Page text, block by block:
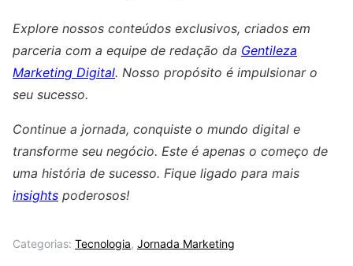
Explore nossos conteúdos exclusivos, criados em
parceria com a equipe de redação da Gentileza
Marketing Digital. Nosso propósito é impulsionar o
seu sucesso.
Continue a jornada, conquiste o mundo digital e
transforme seu negócio. Este é apenas o começo de
uma história de sucesso. Fique ligado para mais
insights poderosos!
Categorias: Tecnologia, Jornada Marketing